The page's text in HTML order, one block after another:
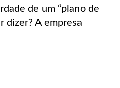
de um “plano de
dizer? A empresa